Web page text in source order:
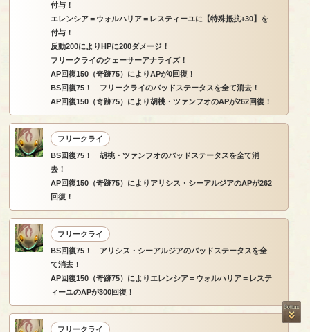
付与！
エレンシア＝ウォルハリア＝レスティーユに【特殊抵抗+30】を
付与！
反動200によりHPに200ダメージ！
フリークライのクェーサーアナライズ！
AP回復150（奇跡75）によりAPが0回復！
BS回復75！ フリークライのバッドステータスを全て消去！
AP回復150（奇跡75）により胡桃・ツァンフオのAPが262回復！
フリークライ
BS回復75！ 胡桃・ツァンフオのバッドステータスを全て消
去！
AP回復150（奇跡75）によりアリシス・シーアルジアのAPが262
回復！
フリークライ
BS回復75！ アリシス・シーアルジアのバッドステータスを全
て消去！
AP回復150（奇跡75）によりエレンシア＝ウォルハリア＝レステ
ィーユのAPが300回復！
フリークライ